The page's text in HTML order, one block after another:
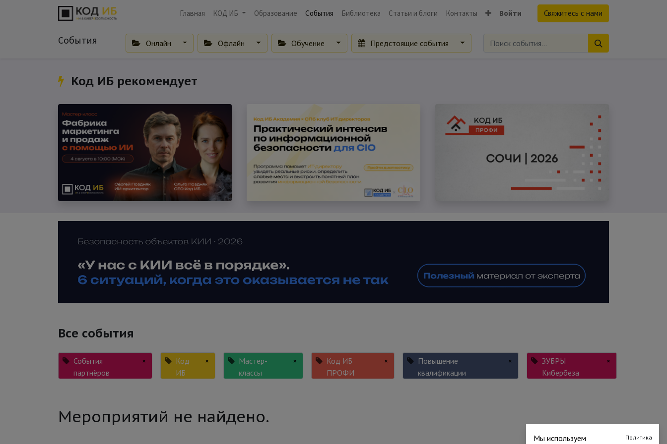
Главная КОД ИБ Образование События Библиотека Статьи и блоги Контакты Войти Свяжитесь с нами
События Онлайн Офлайн Обучение Предстоящие события
Код ИБ рекомендует
Все события
События
партнёров
×
Код
ИБ
×
Мастер-
классы
×
Код ИБ
ПРОФИ
×
Повышение
квалификации
×
ЗУБРЫ
Кибербеза
×
Мероприятий не найдено.
Мы используем
Политика